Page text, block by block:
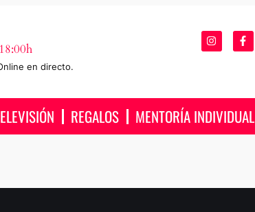
en directo.
REGALOS MENTORÍA INDIVIDUAL